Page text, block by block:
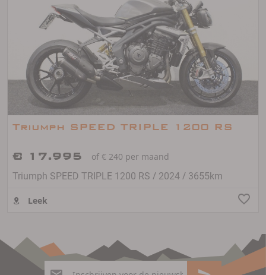
Triumph SPEED TRIPLE 1200 RS
€ 17.995
of € 240 per maand
Triumph SPEED TRIPLE 1200 RS / 2024 / 3655km
Leek